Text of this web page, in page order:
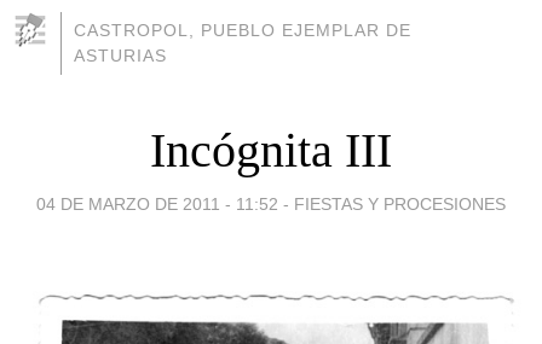
CASTROPOL, PUEBLO EJEMPLAR DE
ASTURIAS
Incógnita III
04 DE MARZO DE 2011 - 11:52 - FIESTAS Y PROCESIONES